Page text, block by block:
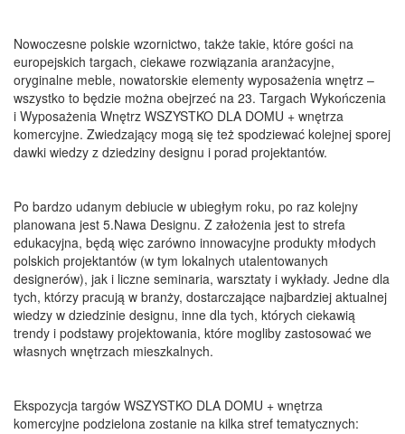
Nowoczesne polskie wzornictwo, także takie, które gości na
europejskich targach, ciekawe rozwiązania aranżacyjne,
oryginalne meble, nowatorskie elementy wyposażenia wnętrz –
wszystko to będzie można obejrzeć na 23. Targach Wykończenia
i Wyposażenia Wnętrz WSZYSTKO DLA DOMU + wnętrza
komercyjne. Zwiedzający mogą się też spodziewać kolejnej sporej
dawki wiedzy z dziedziny designu i porad projektantów.
Po bardzo udanym debiucie w ubiegłym roku, po raz kolejny
planowana jest 5.Nawa Designu. Z założenia jest to strefa
edukacyjna, będą więc zarówno innowacyjne produkty młodych
polskich projektantów (w tym lokalnych utalentowanych
designerów), jak i liczne seminaria, warsztaty i wykłady. Jedne dla
tych, którzy pracują w branży, dostarczające najbardziej aktualnej
wiedzy w dziedzinie designu, inne dla tych, których ciekawią
trendy i podstawy projektowania, które mogliby zastosować we
własnych wnętrzach mieszkalnych.
Ekspozycja targów WSZYSTKO DLA DOMU + wnętrza
komercyjne podzielona zostanie na kilka stref tematycznych: